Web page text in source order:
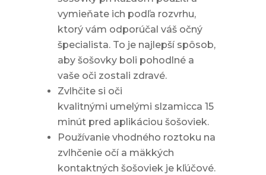
vymieňate ich podľa rozvrhu,
ktorý vám odporúčal váš očný
špecialista. To je najlepší spôsob,
aby šošovky boli pohodlné a
vaše oči zostali zdravé.
Zvlhčite si oči
kvalitnými umelými slzamicca 15
minút pred aplikáciou šošoviek.
Používanie vhodného roztoku na
zvlhčenie očí a mäkkých
kontaktných šošoviek je kľúčové.